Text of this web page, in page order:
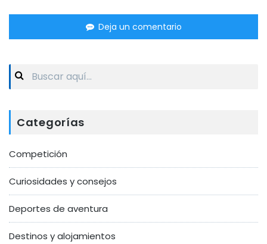
Deja un comentario
Search
Categorías
Competición
Curiosidades y consejos
Deportes de aventura
Destinos y alojamientos